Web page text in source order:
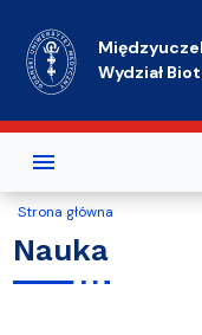
Wydział
Strona główna
Nauka